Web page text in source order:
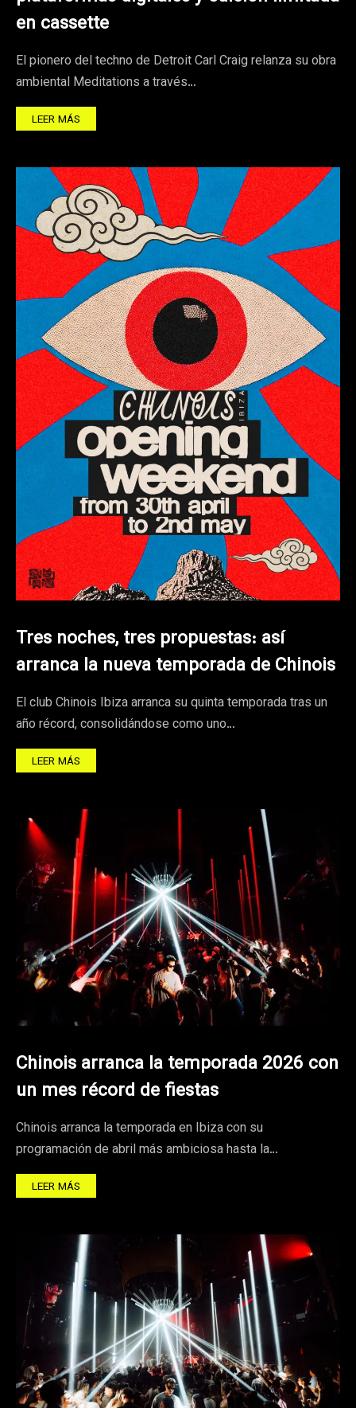
en cassette
El pionero del techno de Detroit Carl Craig relanza su obra
ambiental Meditations a través…
LEER MÁS
Tres noches, tres propuestas: así
arranca la nueva temporada de Chinois
El club Chinois Ibiza arranca su quinta temporada tras un
año récord, consolidándose como uno…
LEER MÁS
Chinois arranca la temporada 2026 con
un mes récord de fiestas
Chinois arranca la temporada en Ibiza con su
programación de abril más ambiciosa hasta la…
LEER MÁS